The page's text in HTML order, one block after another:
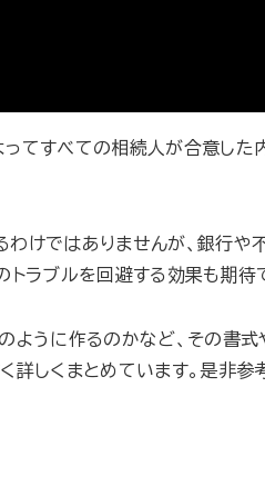
てすべての相続人が合意した
けではありませんが、銀行や
ラブルを回避する効果も期待
ように作るのかなど、その書式
しくまとめています。是非参